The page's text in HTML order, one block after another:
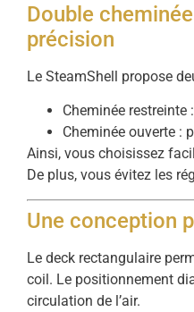
Double
précision
Le SteamShell propose
Cheminée restreinte
Cheminée ouverte :
Ainsi, vous choisissez
De plus, vous évitez les
Une conception
Le deck rectangulaire
coil. Le positionnement
circulation de l’air.